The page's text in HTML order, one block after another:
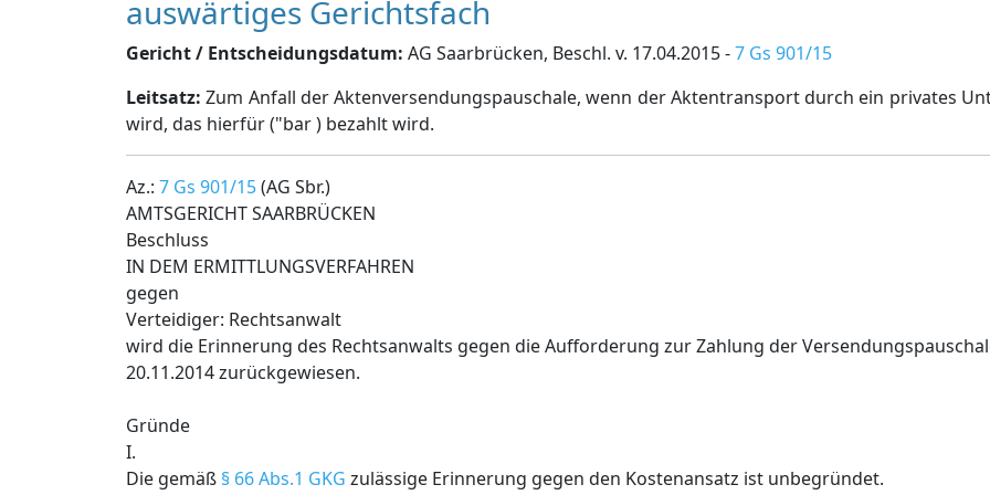
auswärtiges Gerichtsfach
Gericht / Entscheidungsdatum: AG Saarbrücken, Beschl. v. 17.04.2015 -7 Gs 901/15
Leitsatz: Zum Anfall der Aktenversendungspauschale, wenn der Aktentransport durch ein privates
wird, das hierfür ("bar ) bezahlt wird.
Az.: 7 Gs 901/15(AG Sbr.)
AMTSGERICHT SAARBRÜCKEN
Beschluss
IN DEM ERMITTLUNGSVERFAHREN
gegen
Verteidiger: Rechtsanwalt
wird die Erinnerung des Rechtsanwalts gegen die Aufforderung zur Zahlung der
20.11.2014 zurückgewiesen.
Gründe
I.
Die gemäß § 66 Abs.1 GKG zulässige Erinnerung gegen den Kostenansatz ist unbegründet.